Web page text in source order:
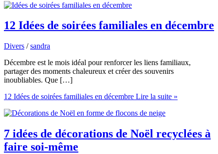
12 Idées de soirées familiales en décembre
Divers /sandra
Décembre est le mois idéal pour renforcer les liens familiaux,
partager des moments chaleureux et créer des souvenirs
inoubliables. Que […]
12 Idées de soirées familiales en décembre Lire la suite »
7 idées de décorations de Noël recyclées à
faire soi-même